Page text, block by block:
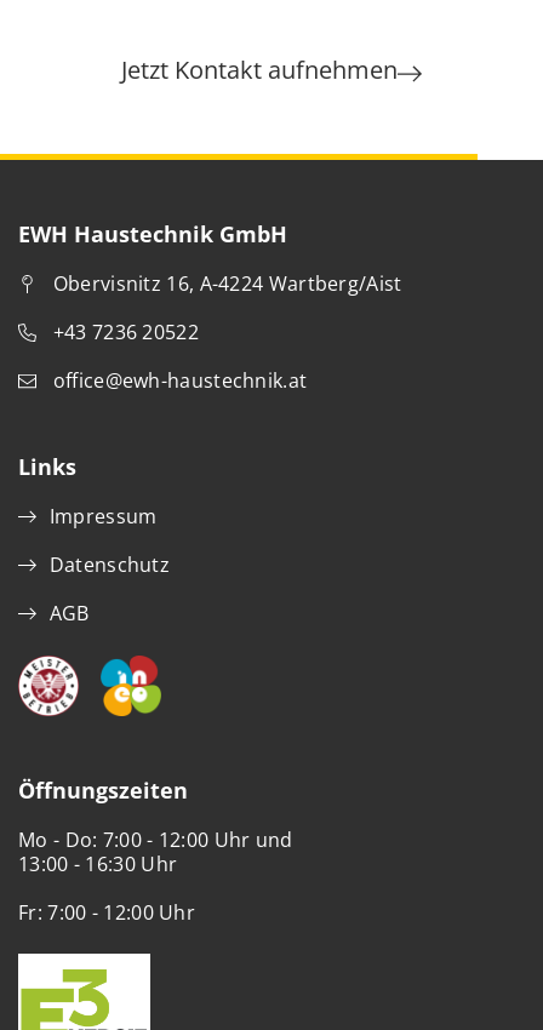
Jetzt Kontakt aufnehmen
EWH Haustechnik GmbH
Obervisnitz 16, A-4224 Wartberg/Aist
+43 7236 20522
office@ewh-haustechnik.at
Links
Impressum
Datenschutz
AGB
Öffnungszeiten
Mo - Do: 7:00 - 12:00 Uhr und
13:00 - 16:30 Uhr
Fr: 7:00 - 12:00 Uhr